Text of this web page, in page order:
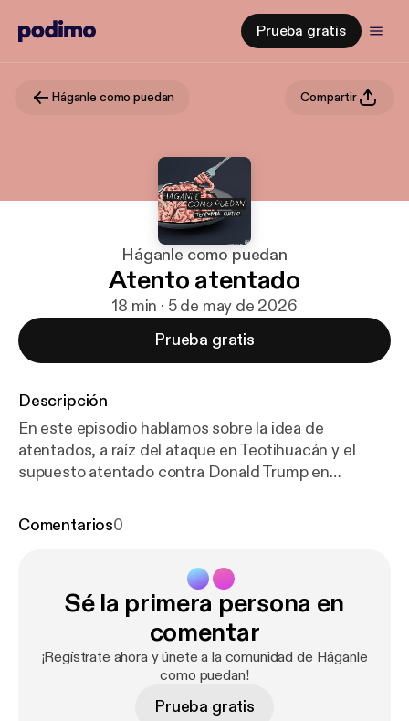
Prueba gratis
Háganle como puedan Compartir
Háganle como puedan
Atento atentado
18 min · 5 de may de 2026
Prueba gratis
Descripción
En este episodio hablamos sobre la idea de
atentados, a raíz del ataque en Teotihuacán y el
supuesto atentado contra Donald Trump en
medios han cubierto estos eventos, cuestionando la
Comentarios0
Sé la primera persona en
comentar
¡Regístrate ahora y únete a la comunidad de Háganle
como puedan!
Prueba gratis